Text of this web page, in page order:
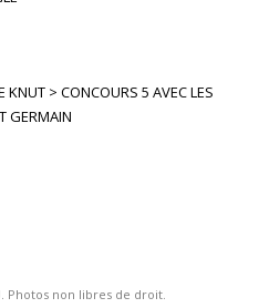
KNUT > CONCOURS 5 AVEC LES
GERMAIN
Photos non libres de droit.